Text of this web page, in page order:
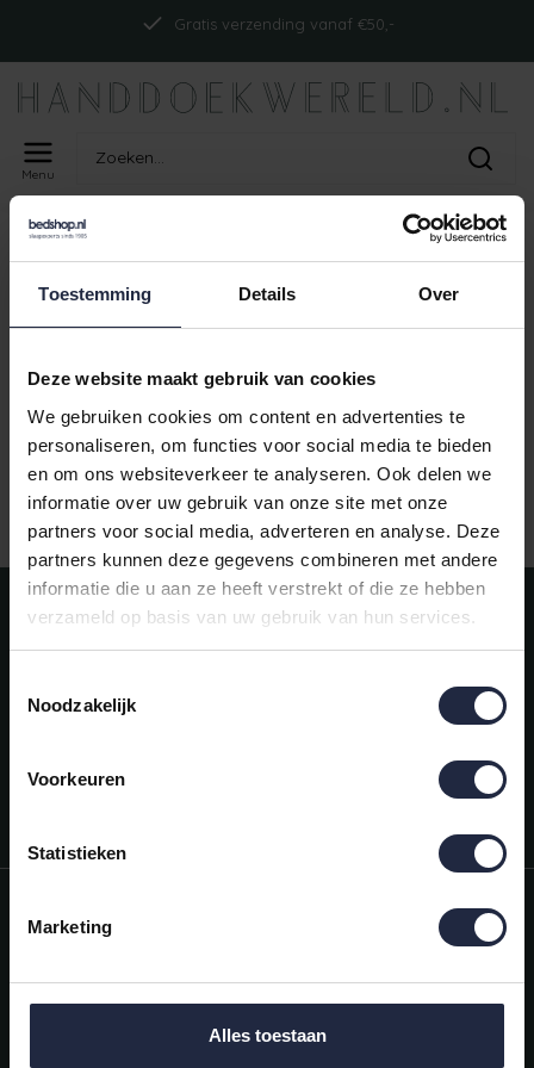
Toestemming Details Over
Deze website maakt gebruik van cookies
We gebruiken cookies om content en advertenties te
personaliseren, om functies voor social media te bieden
en om ons websiteverkeer te analyseren. Ook delen we
informatie over uw gebruik van onze site met onze
partners voor social media, adverteren en analyse. Deze
partners kunnen deze gegevens combineren met andere
informatie die u aan ze heeft verstrekt of die ze hebben
verzameld op basis van uw gebruik van hun services.
Noodzakelijk
Voorkeuren
Statistieken
Marketing
Alles toestaan
Gratis verzending vanaf €50,-
Menu
Home
PRODUCTEN GETAGD MET
ISM_ABYSSDOUBLE_VINEYARD
Geen producten gevonden!
Gratis verzending vanaf €50,-
Meld je aan voor onze nieuwsbrief!
AANMELDEN
Mijn account
Categorieën